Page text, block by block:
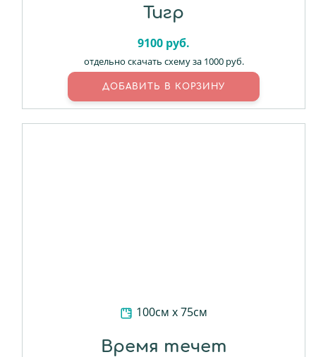
Тигр
9100 руб.
отдельно скачать схему за 1000 руб.
100см х 75см
Время течет